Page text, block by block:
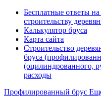
Бесплатные ответы
строительству
Калькулятор бруса
Карта сайта
Строительство
бруса
(оцилиндрованного,
расходы
Профилированный брус